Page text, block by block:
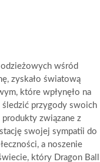
wśród
zyskało światową
które wpłynęło na
przygody swoich
związane z
swojej sympatii do
a noszenie
który Dragon Ball